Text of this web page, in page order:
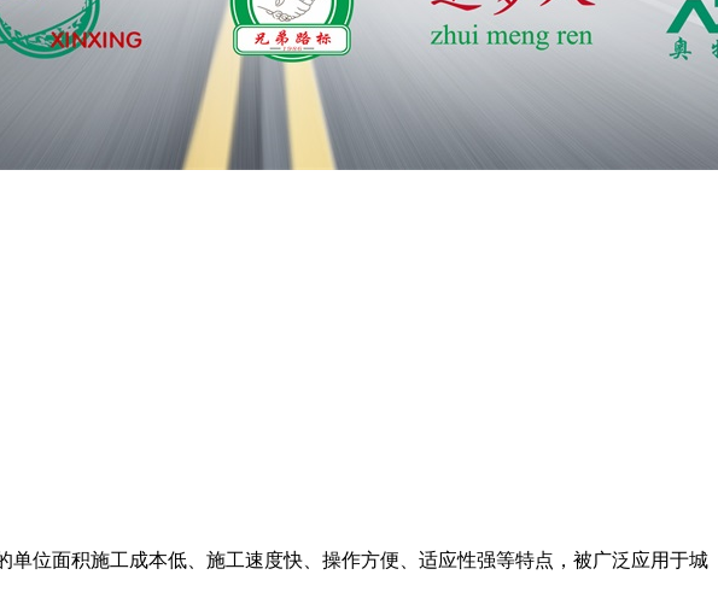
位面积施工成本低、施工速度快、操作方便、适应性强等特点，被广泛应用于城